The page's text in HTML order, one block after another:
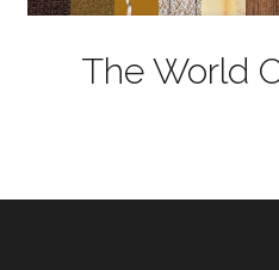
The World